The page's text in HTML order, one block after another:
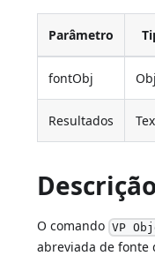
Parâmetro
fontObj
Resultados
Descrição
O comando VP
abreviada de fonte